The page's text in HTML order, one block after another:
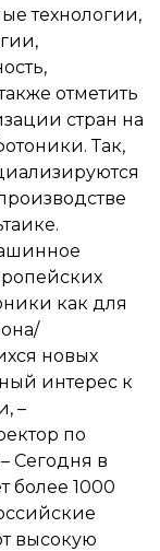
технологии,
отметить
стран на
Так,
как для
новых
интерес к
–
по
Сегодня в
более 1000
высокую